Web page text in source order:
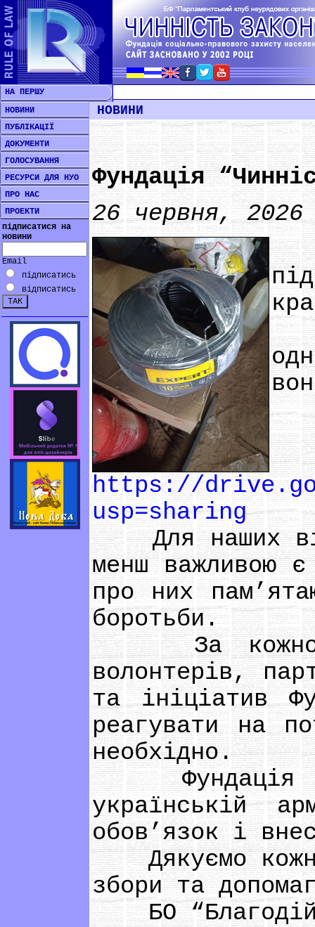
НА ПЕРШУ
НОВИНИ
ПУБЛІКАЦІЇ
ДОКУМЕНТИ
ГОЛОСУВАННЯ
РЕСУРСИ ДЛЯ НУО
ПРО НАС
ПРОЕКТИ
підписатися на
новини
Email
підписатись
відписатись
НОВИНИ
Фундація
26 червня,
https://
usp=sharing
Для наших
менш важливою
про них
боротьби.
За кожною
волонтерів,
та ініціатив
реагувати на
необхідно.
Фундація
українській
обов’язок і
Дякуємо
збори та
БО